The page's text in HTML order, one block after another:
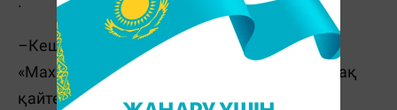
–Кешіріңіз, Әзілхан Нұршайықовтың
«Махаббат қызық, мол жылдарын» бастасақ
қайтеді? –деп қалдым тағы да.